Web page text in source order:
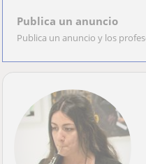
Publica un anuncio
Publica un anuncio y los